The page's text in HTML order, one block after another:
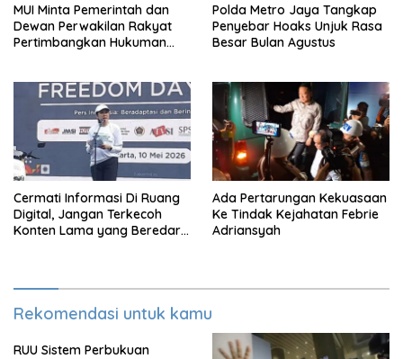
MUI Minta Pemerintah dan
Dewan Perwakilan Rakyat
Pertimbangkan Hukuman
Polda Metro Jaya Tangkap
Penyebar Hoaks Unjuk Rasa
Besar Bulan Agustus
Cermati Informasi Di Ruang
Digital, Jangan Terkecoh
Konten Lama yang Beredar
Ada Pertarungan Kekuasaan
Ke Tindak Kejahatan Febrie
Adriansyah
Rekomendasi untuk kamu
RUU Sistem Perbukuan